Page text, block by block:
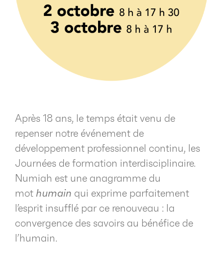
Après 18 ans, le temps était venu de
repenser notre événement de
développement professionnel continu, les
Journées de formation interdisciplinaire.
Numiah est une anagramme du
mot humain qui exprime parfaitement
l’esprit insufflé par ce renouveau : la
convergence des savoirs au bénéfice de
l’humain.